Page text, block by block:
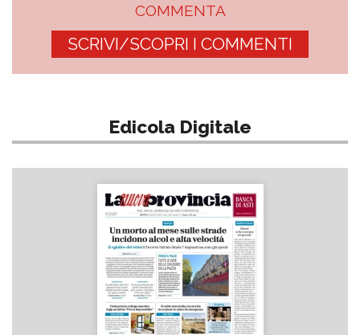
COMMENTA
SCRIVI/SCOPRI I COMMENTI
Edicola Digitale